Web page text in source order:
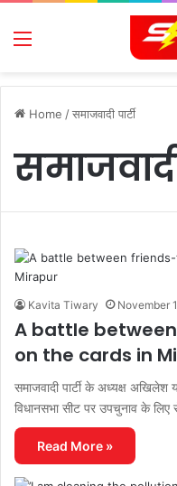
Menu
Home /समाजवादी पार्टी
समाजवादी
Kavita Tiwary November
A battle
on the cards in
समाजवादी पार्टी के अध्यक्ष
विधानसभा सीट पर उपचुनाव के लिए
Read More »